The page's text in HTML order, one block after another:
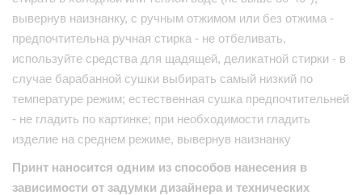
вывернув наизнанку, с ручным отжимом или без отжима -
предпочтительна ручная стирка - не отбеливать,
используйте средства для щадящей, деликатной стирки - в
случае барабанной сушки выбирать самый низкий по
температуре режим; естественная сушка предпочтительней
- не гладить по картинке; при необходимости гладить
изделие на среднем режиме, вывернув наизнанку
Принт наносится одним из способов нанесения в
зависимости от задумки дизайнера и технических